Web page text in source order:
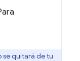
se quitará de tu